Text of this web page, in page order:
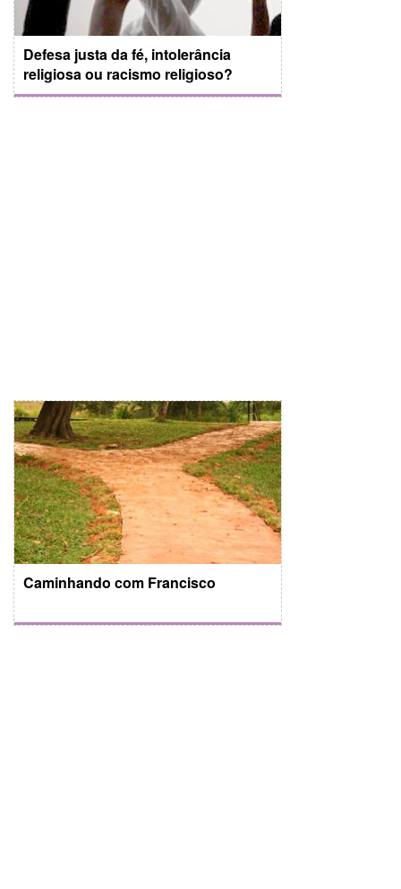
Defesa justa da fé, intolerância
religiosa ou racismo religioso?
Caminhando com Francisco